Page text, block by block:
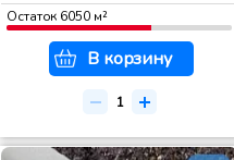
Остаток 6050м²
В корзину